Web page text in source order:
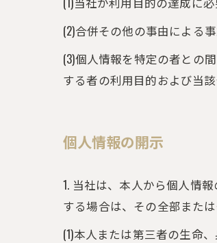
(2)合併その他の事由による
(3)個人情報を特定の者との
する者の利用目的および当
個人情報の開示
1. 当社は、本人から個人情
する場合は、その全部また
(1)本人または第三者の生命